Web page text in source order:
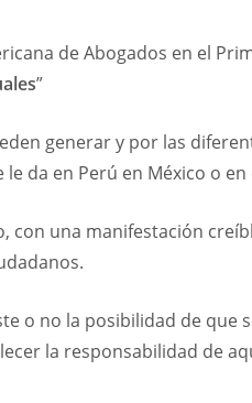
de Abogados en el
”
generar y por las
da en Perú en México o
con una manifestación
o no la posibilidad de que
la responsabilidad de